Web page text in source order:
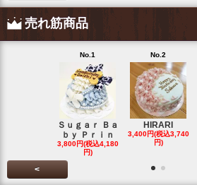
売れ筋商品
No.1
Ｓｕｇａｒ Ｂａ
ｂｙ Ｐｒｉｎ
3,800円(税込4,180
円)
No.2
HIRARI
3,400円(税込3,740
円)
<